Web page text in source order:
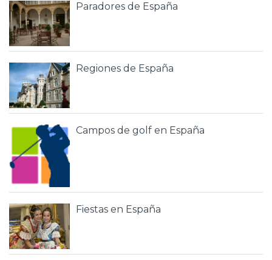
Paradores de España
Regiones de España
Campos de golf en España
Fiestas en España